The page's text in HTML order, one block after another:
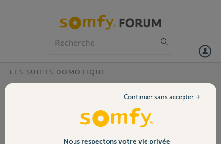
Volet
LES SUJETS DOMOTIQUE
Depuis quelques jours Tahoma passe du blanc au
jaune puis au rouge mais est hors ligne constant
malgré une box internet ok et une connexion
Nous respectons votre vie privée
Continuer sans accepter →